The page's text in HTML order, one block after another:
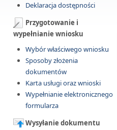
Deklaracja dostępności
Przygotowanie i
wypełnianie wniosku
Wybór właściwego wniosku
Sposoby złożenia
dokumentów
Karta usługi oraz wnioski
Wypełnianie elektronicznego
formularza
Wysyłanie dokumentu